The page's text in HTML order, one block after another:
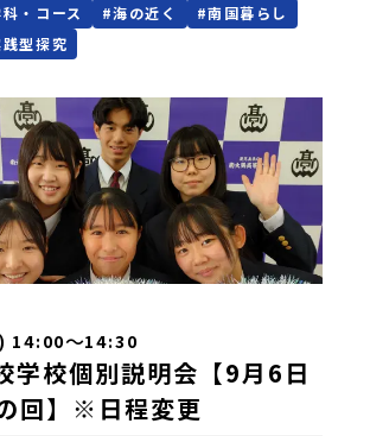
・コース #海の近く #南国暮らし
型探究
14:00〜14:30
学校個別説明会【9月6日
回】※日程変更